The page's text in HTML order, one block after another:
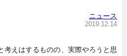
専門家インタビュー
ニュース
ニュース
2019.12.14
えはするものの、実際やろうと思